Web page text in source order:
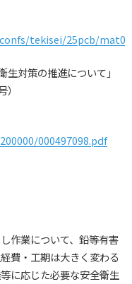
tekisei/25pcb/
対策の推進について」
000497098.pdf
作業について、鉛等有害
費・工期は大きく変わる
に応じた必要な安全衛生